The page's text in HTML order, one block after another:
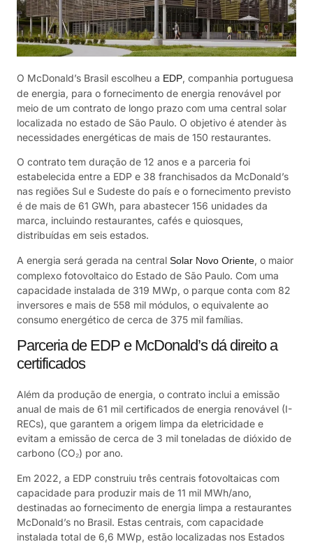
O McDonald’s Brasil escolheu a EDP, companhia portuguesa
de energia, para o fornecimento de energia renovável por
meio de um contrato de longo prazo com uma central solar
localizada no estado de São Paulo. O objetivo é atender às
necessidades energéticas de mais de 150 restaurantes.
O contrato tem duração de 12 anos e a parceria foi
estabelecida entre a EDP e 38 franchisados da McDonald’s
nas regiões Sul e Sudeste do país e o fornecimento previsto
é de mais de 61 GWh, para abastecer 156 unidades da
marca, incluindo restaurantes, cafés e quiosques,
distribuídas em seis estados.
A energia será gerada na central Solar Novo Oriente, o maior
complexo fotovoltaico do Estado de São Paulo. Com uma
capacidade instalada de 319 MWp, o parque conta com 82
inversores e mais de 558 mil módulos, o equivalente ao
consumo energético de cerca de 375 mil famílias.
Parceria de EDP e McDonald’s dá direito a
certificados
Além da produção de energia, o contrato inclui a emissão
anual de mais de 61 mil certificados de energia renovável (I-
RECs), que garantem a origem limpa da eletricidade e
evitam a emissão de cerca de 3 mil toneladas de dióxido de
carbono (CO₂) por ano.
Em 2022, a EDP construiu três centrais fotovoltaicas com
capacidade para produzir mais de 11 mil MWh/ano,
destinadas ao fornecimento de energia limpa a restaurantes
McDonald’s no Brasil. Estas centrais, com capacidade
instalada total de 6,6 MWp, estão localizadas nos Estados